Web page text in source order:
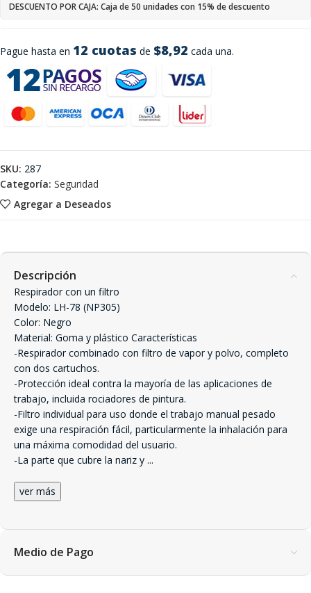
Pague hasta en 12 cuotas de $8,92 cada una.
DESCUENTO POR CAJA: Caja de 50 unidades con 15% de descuento
Agregar a Deseados
SKU: 287
Categoría: Seguridad
Descripción
Respirador con un filtro
Modelo: LH-78 (NP305)
Color: Negro
Material: Goma y plástico Características
-Respirador combinado con filtro de vapor y polvo, completo
con dos cartuchos.
-Protección ideal contra la mayoría de las aplicaciones de
trabajo, incluida rociadores de pintura.
-Filtro individual para uso donde el trabajo manual pesado
exige una respiración fácil, particularmente la inhalación para
una máxima comodidad del usuario.
-La parte que cubre la nariz y ...
ver más
Medio de Pago